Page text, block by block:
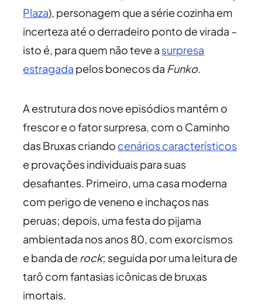
Plaza), personagem que a série cozinha em
incerteza até o derradeiro ponto de virada –
isto é, para quem não teve a surpresa
estragada pelos bonecos da Funko.
A estrutura dos nove episódios mantém o
frescor e o fator surpresa, com o Caminho
das Bruxas criando cenários característicos
e provações individuais para suas
desafiantes. Primeiro, uma casa moderna
com perigo de veneno e inchaços nas
peruas; depois, uma festa do pijama
ambientada nos anos 80, com exorcismos
e banda derock; seguida por uma leitura de
tarô com fantasias icônicas de bruxas
imortais.